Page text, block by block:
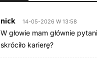
nick 14-05-2026 W 13:58
W głowie mam głównie
skróciło karierę?